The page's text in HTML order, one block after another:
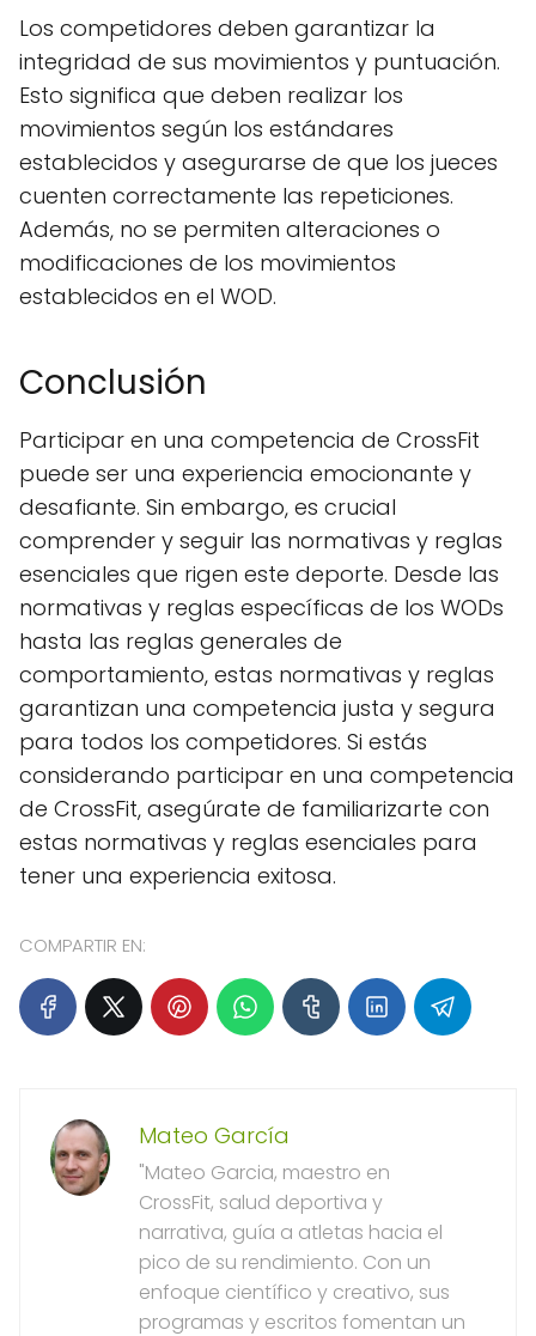
Los competidores deben garantizar la
integridad de sus movimientos y puntuación.
Esto significa que deben realizar los
movimientos según los estándares
establecidos y asegurarse de que los jueces
cuenten correctamente las repeticiones.
Además, no se permiten alteraciones o
modificaciones de los movimientos
establecidos en el WOD.
Conclusión
Participar en una competencia de CrossFit
puede ser una experiencia emocionante y
desafiante. Sin embargo, es crucial
comprender y seguir las normativas y reglas
esenciales que rigen este deporte. Desde las
normativas y reglas específicas de los WODs
hasta las reglas generales de
comportamiento, estas normativas y reglas
garantizan una competencia justa y segura
para todos los competidores. Si estás
considerando participar en una competencia
de CrossFit, asegúrate de familiarizarte con
estas normativas y reglas esenciales para
tener una experiencia exitosa.
COMPARTIR EN:
Mateo García
"Mateo Garcia, maestro en
CrossFit, salud deportiva y
narrativa, guía a atletas hacia el
pico de su rendimiento. Con un
enfoque científico y creativo, sus
programas y escritos fomentan un